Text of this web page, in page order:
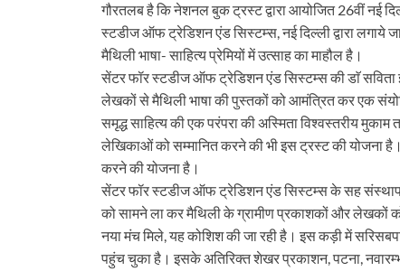
गौरतलब है कि नेशनल बुक ट्रस्ट द्वारा आयोजित 26वीं नई
स्टडीज ऑफ ट्रेडिशन एंड सिस्टम्स, नई दिल्ली द्वारा लगाये
मैथिली भाषा- साहित्य प्रेमियों में उत्साह का माहौल है।
सेंटर फॉर स्टडीज ऑफ ट्रेडिशन एंड सिस्टम्स की डाॅ सविता
लेखकों से मैथिली भाषा की पुस्तकों को आमंत्रित कर एक
समृद्ध साहित्य की एक परंपरा की अस्मिता विश्वस्तरीय
लेखिकाओं को सम्मानित करने की भी इस ट्रस्ट की योजना
करने की योजना है।
सेंटर फॉर स्टडीज ऑफ ट्रेडिशन एंड सिस्टम्स के सह
को सामने ला कर मैथिली के ग्रामीण प्रकाशकों और लेखकों
नया मंच मिले, यह कोशिश की जा रही है। इस कड़ी में
पहुंच चुका है। इसके अतिरिक्त शेखर प्रकाशन, पटना,